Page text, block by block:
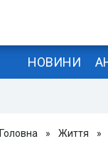
НОВИНИ
Головна » Життя »